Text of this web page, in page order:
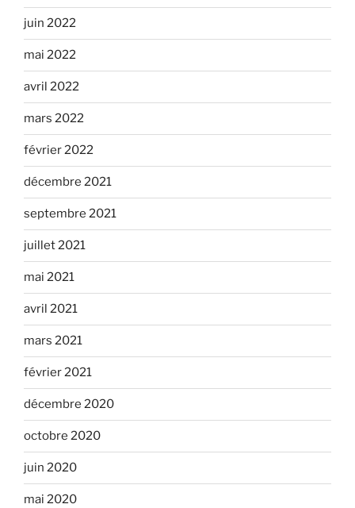
juin 2022
mai 2022
avril 2022
mars 2022
février 2022
décembre 2021
septembre 2021
juillet 2021
mai 2021
avril 2021
mars 2021
février 2021
décembre 2020
octobre 2020
juin 2020
mai 2020